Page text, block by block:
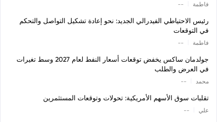
فاطمة --
رئيس الاحتياطي الفيدرالي الجديد: نحو إعادة تشكيل التواصل والتحكم
في التوقعات
فاطمة --
جولدمان ساكس يخفض توقعات أسعار النفط لعام 2027 وسط تغيرات
في العرض والطلب
محمد --
تقلبات سوق الأسهم الأمريكية: تحولات وتوقعات المستثمرين
علي --